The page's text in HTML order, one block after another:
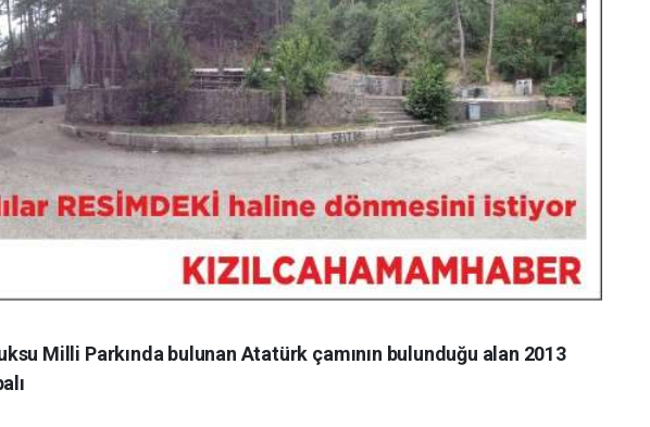
Milli Parkında bulunan Atatürk çamının bulunduğu alan 2013